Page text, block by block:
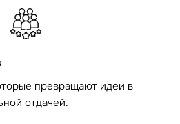
превращают идеи в
отдачей.